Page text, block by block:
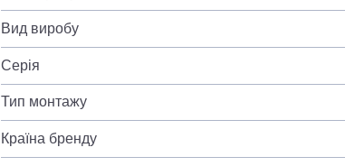
Вид виробу
Серія
Тип монтажу
Країна бренду